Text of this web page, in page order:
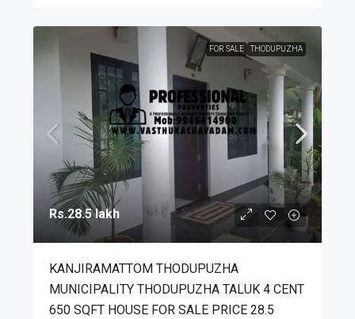
FOR SALE THODUPUZHA
Rs.28.5 lakh
KANJIRAMATTOM THODUPUZHA
MUNICIPALITY THODUPUZHA TALUK 4 CENT
650 SQFT HOUSE FOR SALE PRICE 28.5